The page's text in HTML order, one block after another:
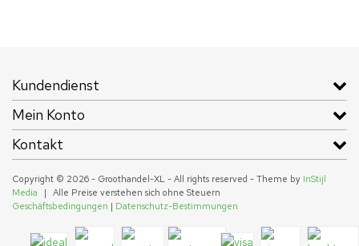
Kundendienst
Mein Konto
Kontakt
Copyright © 2026 - Groothandel-XL - All rights reserved - Theme by InStijl
Media
|
Alle Preise verstehen sich ohne Steuern
Geschäftsbedingungen | Datenschutz-Bestimmungen